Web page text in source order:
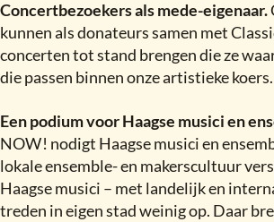
Concertbezoekers als mede-eigenaar.
kunnen als donateurs samen met
concerten tot stand brengen die ze
die passen binnen onze artistieke koers.
Een podium voor Haagse musici en
NOW! nodigt Haagse musici en
lokale ensemble- en makerscultuur
Haagse musici – met landelijk en
treden in eigen stad weinig op. Daar